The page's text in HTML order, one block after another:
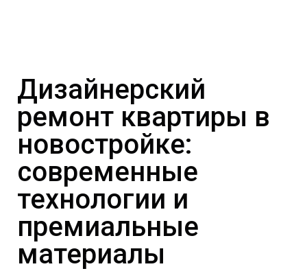
Дизайнерский
ремонт квартиры в
новостройке:
современные
технологии и
премиальные
материалы